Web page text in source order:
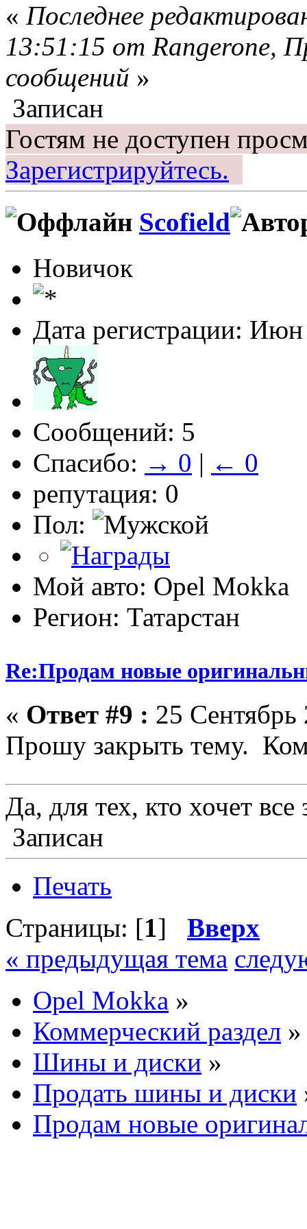
« Последнее
13:51:15 от Rangerone,
сообщений »
Записан
Гостям не доступен
Зарегистрируйтесь.
Scofield
Новичок
Дата регистрации:
Сообщений: 5
Спасибо: → 0 | ← 0
репутация: 0
Пол:
Мой авто: Opel Mokka
Регион: Татарстан
Re:Продам новые
« Ответ #9 : 25
Прошу закрыть тему.
Да, для тех, кто хочет
Записан
Печать
Страницы: [1] Вверх
« предыдущая тема
Opel Mokka »
Коммерческий раздел »
Шины и диски »
Продать шины и диски
Продам новые